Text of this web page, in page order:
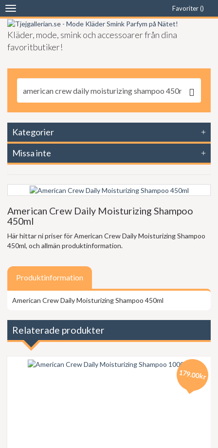
Favoriter ()
Kläder, mode, smink och accessoarer från dina
favoritbutiker!
Toggle
navigation
Kategorier
Missa inte
American Crew Daily Moisturizing Shampoo
450ml
Här hittar ni priser för American Crew Daily Moisturizing Shampoo
450ml, och allmän produktinformation.
Produktinformation
American Crew Daily Moisturizing Shampoo 450ml
Relaterade produkter
179.00kr